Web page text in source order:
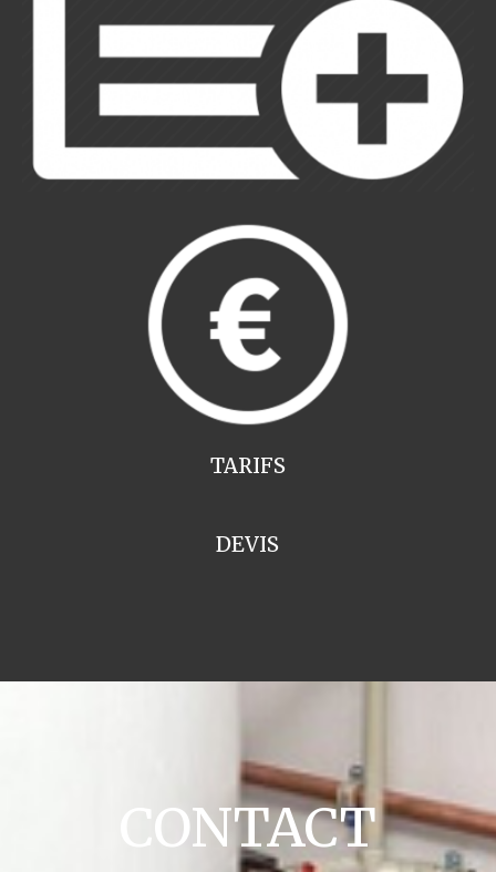
TARIFS
DEVIS
CONTACT